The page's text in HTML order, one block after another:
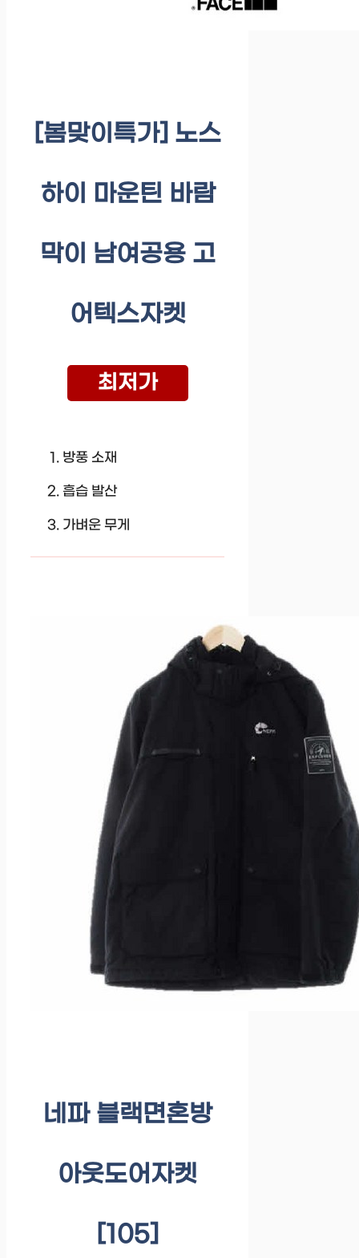
[봄맞이특가] 노스
하이 마운틴 바람
막이 남여공용 고
어텍스자켓
최저가
방풍 소재
흡습 발산
가벼운 무게
네파 블랙면혼방
아웃도어자켓
[105]